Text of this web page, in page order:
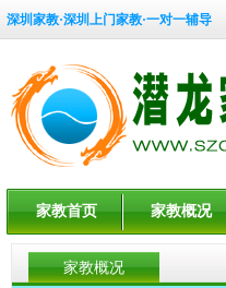
深圳家教·深圳上门家教·一对一辅导
家教首页 家教概况
家教概况